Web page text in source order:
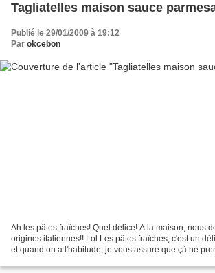
Tagliatelles maison sauce
Publié le 29/01/2009 à 19:12
Par okcebon
Ah les pâtes fraîches! Quel délice! A la maison, nous
origines italiennes!! Lol Les pâtes fraîches, c'est un
et quand on a l'habitude, je vous assure que çà ne